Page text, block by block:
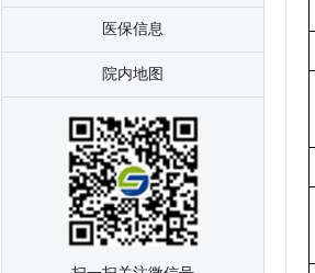
医保信息
院内地图